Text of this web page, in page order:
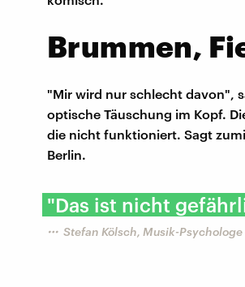
Brummen,
"Mir wird nur schlecht davon",
optische Täuschung im Kopf.
die nicht funktioniert. Sagt
Berlin.
"Das ist nicht
Stefan Kölsch, Musik-Psychologe